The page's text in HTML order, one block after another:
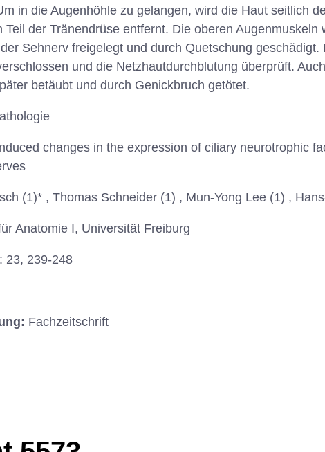
in die Augenhöhle zu gelangen, wird die Haut seitlich
Teil der Tränendrüse entfernt. Die oberen Augenmuskeln
Sehnerv freigelegt und durch Quetschung geschädigt.
und die Netzhautdurchblutung überprüft.
betäubt und durch Genickbruch getötet.
changes in the expression of ciliary neurotrophic
(1)* , Thomas Schneider (1) , Mun-Yong Lee (1) ,
Anatomie I, Universität Freiburg
23, 239-248
Fachzeitschrift